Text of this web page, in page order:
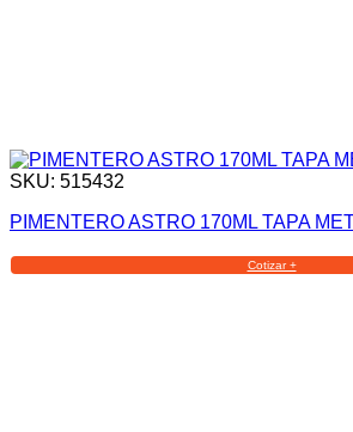
SKU: 515432
PIMENTERO ASTRO 170ML TAPA
Cotizar +